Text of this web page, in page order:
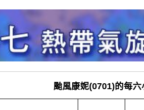
颱風康妮(0701)的每